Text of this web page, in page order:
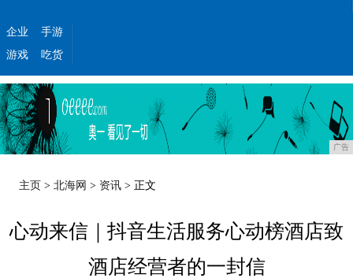
企业
手游
游戏
吃货
广告
主页 >北海网 > 资讯 > 正文
心动来信｜抖音生活服务心动榜酒店致
酒店经营者的一封信